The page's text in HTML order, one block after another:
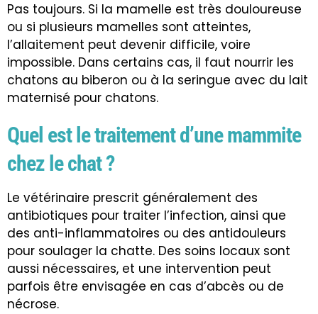
Pas toujours. Si la mamelle est très douloureuse
ou si plusieurs mamelles sont atteintes,
l’allaitement peut devenir difficile, voire
impossible. Dans certains cas, il faut nourrir les
chatons au biberon ou à la seringue avec du lait
maternisé pour chatons.
Quel est le traitement d’une mammite
chez le chat ?
Le vétérinaire prescrit généralement des
antibiotiques pour traiter l’infection, ainsi que
des anti-inflammatoires ou des antidouleurs
pour soulager la chatte. Des soins locaux sont
aussi nécessaires, et une intervention peut
parfois être envisagée en cas d’abcès ou de
nécrose.